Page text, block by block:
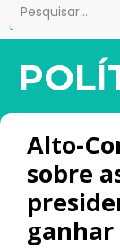
Alto-
sobre
ganhar